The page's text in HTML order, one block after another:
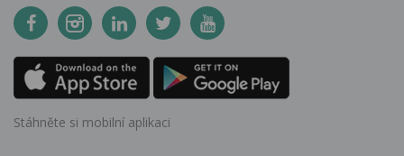
Stáhněte si mobilní aplikaci